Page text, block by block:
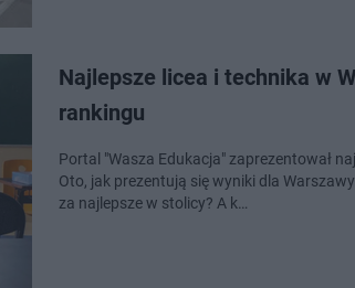
Najlepsze licea i technika w
rankingu
Portal "Wasza Edukacja" zaprezentował
Oto, jak prezentują się wyniki dla
za najlepsze w stolicy? A k…